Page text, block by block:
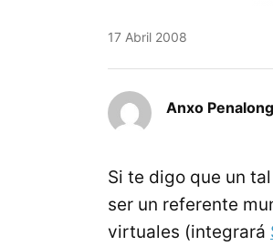
17 Abril 2008
Anxo
Si te digo que un
ser un referente
virtuales (integrará